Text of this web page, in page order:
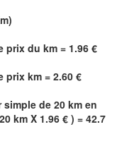
prix du km = 1.96 €
prix km = 2.60 €
simplede 20 km en
km X 1.96 € ) = 42.7